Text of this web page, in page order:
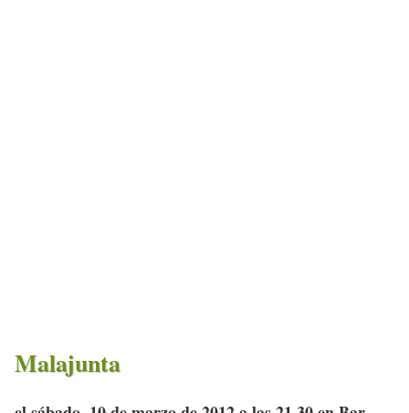
Malajunta